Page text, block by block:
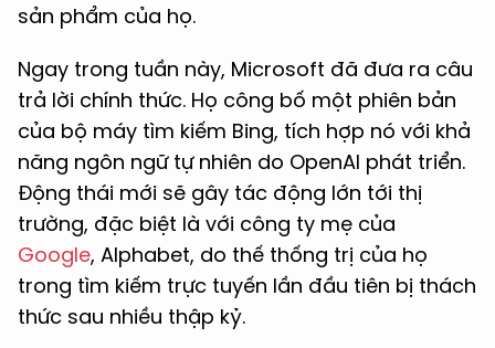
sản phẩm của họ.
Ngay trong tuần này, Microsoft đã đưa ra câu
trả lời chính thức. Họ công bố một phiên bản
của bộ máy tìm kiếm Bing, tích hợp nó với khả
năng ngôn ngữ tự nhiên do OpenAI phát triển.
Động thái mới sẽ gây tác động lớn tới thị
trường, đặc biệt là với công ty mẹ của
Google, Alphabet, do thế thống trị của họ
trong tìm kiếm trực tuyến lần đầu tiên bị thách
thức sau nhiều thập kỷ.